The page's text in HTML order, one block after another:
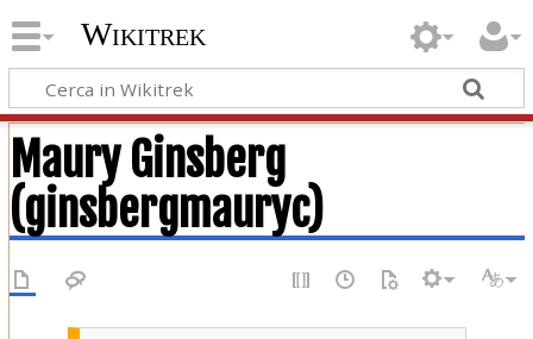
Wikitrek
Maury Ginsberg
(ginsbergmauryc)